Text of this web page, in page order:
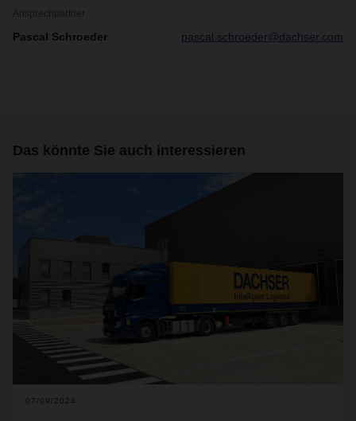
Ansprechpartner
Pascal Schroeder pascal.schroeder@dachser.com
Das könnte Sie auch interessieren
07/09/2024